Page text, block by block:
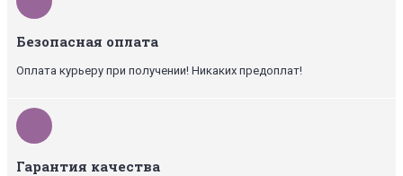
Безопасная оплата
Оплата курьеру при получении! Никаких предоплат!
Гарантия качества